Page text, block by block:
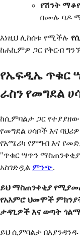
የሽንት
በሙሉ ባዶ
እነዚህ ሊከሰቱ የሚችሉ
ከሐኪምዎ ጋር የቅርብ
የኤፍዲኤ ጥቁር
ራስን የመግደል
ከሲምባልታ ጋር
የመግደል ሀሳቦች እና
የአሜሪካ የምግብ እና
"ጥቁር ሣጥን
አስገድዷል ምንጭ.
ይህ ማስጠንቀቂያ
የአእምሮ ህመሞች
ታዳጊዎች እና ወጣት
ይህ ሲምባልታ በእያንዳንዱ